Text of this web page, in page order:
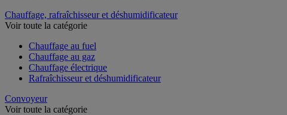
Chauffage, rafraîchisseur et déshumidificateur
Voir toute la catégorie
Chauffage au fuel
Chauffage au gaz
Chauffage électrique
Rafraîchisseur et déshumidificateur
Convoyeur
Voir toute la catégorie